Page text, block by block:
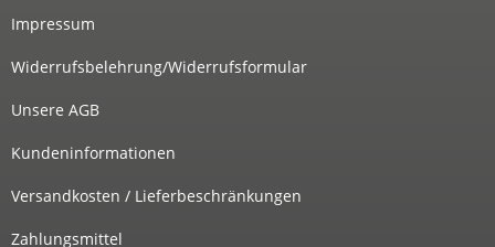
Impressum
Widerrufsbelehrung/Widerrufsformular
Unsere AGB
Kundeninformationen
Versandkosten / Lieferbeschränkungen
Zahlungsmittel